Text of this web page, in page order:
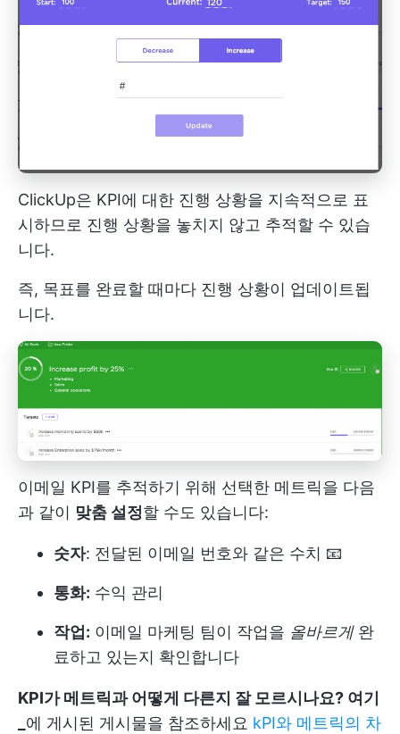
ClickUp은 KPI에 대한 진행 상황을 지속적으로 표
시하므로 진행 상황을 놓치지 않고 추적할 수 있습
니다.
즉, 목표를 완료할 때마다 진행 상황이 업데이트됩
니다.
이메일 KPI를 추적하기 위해 선택한 메트릭을 다음
과 같이 맞춤 설정할 수도 있습니다:
숫자: 전달된 이메일 번호와 같은 수치 📧
통화: 수익 관리
작업: 이메일 마케팅 팀이 작업을 올바르게완
료하고 있는지 확인합니다
KPI가 메트릭과 어떻게 다른지 잘 모르시나요? 여기
에 게시된 게시물을 참조하세요 kPI와 메트릭의 차